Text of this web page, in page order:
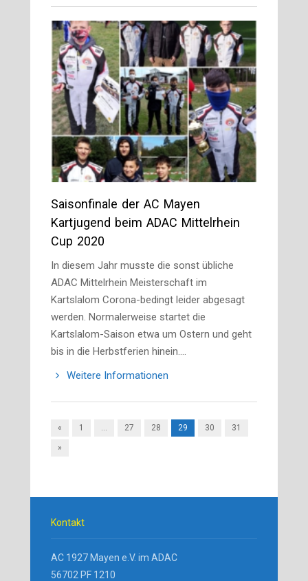
Saisonfinale der AC Mayen
Kartjugend beim ADAC Mittelrhein
Cup 2020
In diesem Jahr musste die sonst übliche
ADAC Mittelrhein Meisterschaft im
Kartslalom Corona-bedingt leider abgesagt
werden. Normalerweise startet die
Kartslalom-Saison etwa um Ostern und geht
bis in die Herbstferien hinein.…
Weitere Informationen
« 1 … 27 28 29 30 31
»
Kontakt
AC 1927 Mayen e.V. im ADAC
56702 PF 1210